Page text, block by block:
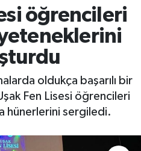
öğrencileri
oldukça başarılı bir
Fen Lisesi öğrencileri
hünerlerini sergiledi.